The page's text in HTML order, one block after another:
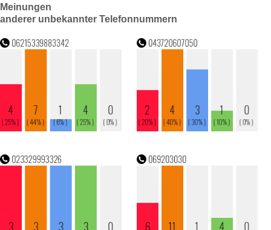
Meinungen
anderer unbekannter Telefonnummern